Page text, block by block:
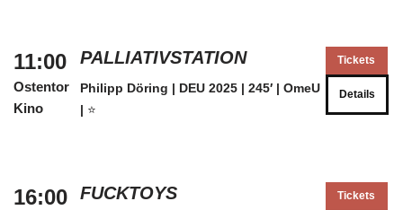
11:00
Ostentor
Kino
PALLIATIVSTATION
Philipp Döring | DEU 2025 | 245′ | OmeU
| ⭐️
Tickets
Details
16:00 FUCKTOYS Tickets